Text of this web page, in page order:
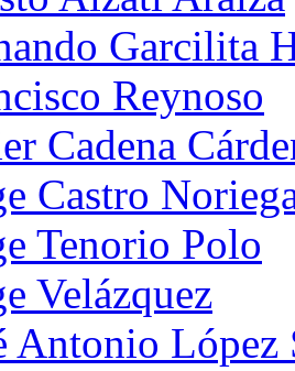
Garcilita
Reynoso
Cadena
Castro
Tenorio Polo
Velázquez
Antonio López